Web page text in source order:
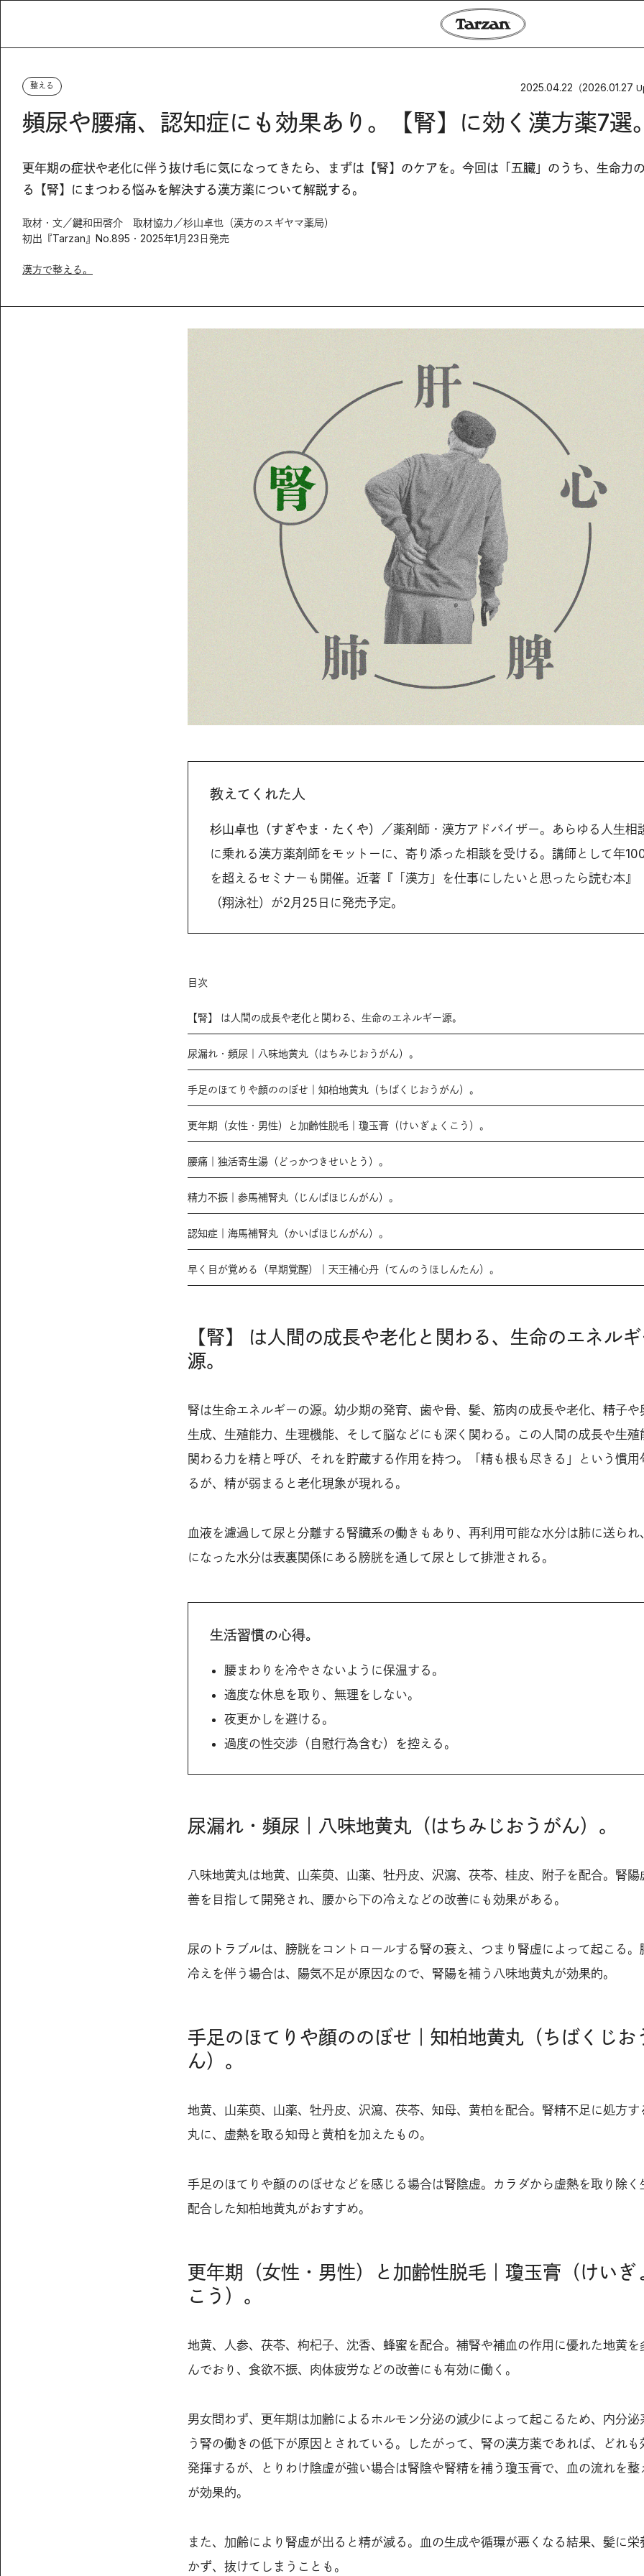
整える 2025.04.22 （2026.01.27
頻尿や腰痛、認知症にも効果あり。【腎】に効く漢方薬7選
更年期の症状や老化に伴う抜け毛に気になってきたら、まずは【腎】のケアを。今回は「五臓」のうち、生命力
る【腎】にまつわる悩みを解決する漢方薬について解説する。
取材・文／鍵和田啓介 取材協力／杉山卓也（漢方のスギヤマ薬局）
初出『Tarzan』No.895・2025年1月23日発売
漢方で整える。
教えてくれた人
杉山卓也（すぎやま・たくや）
／薬剤師・漢方アドバイザー。あらゆる人生相
に乗れる漢方薬剤師をモットーに、寄り添った相談を受ける。講師として年
を超えるセミナーも開催。近著『「漢方」を仕事にしたいと思ったら読む本』
（翔泳社）が2月25日に発売予定。
目次
【腎】 は人間の成長や老化と関わる、生命のエネルギー源。
尿漏れ・頻尿｜八味地黄丸（はちみじおうがん）。
手足のほてりや顔ののぼせ｜知柏地黄丸（ちばくじおうがん）。
更年期（女性・男性）と加齢性脱毛｜瓊玉膏（けいぎょくこう）。
腰痛｜独活寄生湯（どっかつきせいとう）。
精力不振｜参馬補腎丸（じんばほじんがん）。
認知症｜海馬補腎丸（かいばほじんがん）。
早く目が覚める（早期覚醒）｜天王補心丹（てんのうほしんたん）。
【腎】 は人間の成長や老化と関わる、生命のエネル
源。
腎は生命エネルギーの源。幼少期の発育、歯や骨、髪、筋肉の成長や老化、精子や
生成、生殖能力、生理機能、そして脳などにも深く関わる。この人間の成長や生殖
関わる力を精と呼び、それを貯蔵する作用を持つ。「精も根も尽きる」という慣用
るが、精が弱まると老化現象が現れる。
血液を濾過して尿と分離する腎臓系の働きもあり、再利用可能な水分は肺に送られ
になった水分は表裏関係にある膀胱を通して尿として排泄される。
生活習慣の心得。
腰まわりを冷やさないように保温する。
適度な休息を取り、無理をしない。
夜更かしを避ける。
過度の性交渉 （自慰行為含む） を控える。
尿漏れ・頻尿｜八味地黄丸（はちみじおうがん）。
八味地黄丸は地黄、山茱萸、山薬、牡丹皮、沢瀉、茯苓、桂皮、附子を配合。腎陽
善を目指して開発され、腰から下の冷えなどの改善にも効果がある。
尿のトラブルは、膀胱をコントロールする腎の衰え、つまり腎虚によって起こる。
冷えを伴う場合は、陽気不足が原因なので、腎陽を補う八味地黄丸が効果的。
手足のほてりや顔ののぼせ｜知柏地黄丸（ちばくじお
ん）。
地黄、山茱萸、山薬、牡丹皮、沢瀉、茯苓、知母、黄柏を配合。腎精不足に処方す
丸に、虚熱を取る知母と黄柏を加えたもの。
手足のほてりや顔ののぼせなどを感じる場合は腎陰虚。カラダから虚熱を取り除く
配合した知柏地黄丸がおすすめ。
更年期（女性・男性）と加齢性脱毛｜瓊玉膏（けいぎ
こう）。
地黄、人参、茯苓、枸杞子、沈香、蜂蜜を配合。補腎や補血の作用に優れた地黄を
んでおり、食欲不振、肉体疲労などの改善にも有効に働く。
男女問わず、更年期は加齢によるホルモン分泌の減少によって起こるため、内分泌
う腎の働きの低下が原因とされている。したがって、腎の漢方薬であれば、どれも
発揮するが、とりわけ陰虚が強い場合は腎陰や腎精を補う瓊玉膏で、血の流れを整
が効果的。
また、加齢により腎虚が出ると精が減る。血の生成や循環が悪くなる結果、髪に栄
かず、抜けてしまうことも。